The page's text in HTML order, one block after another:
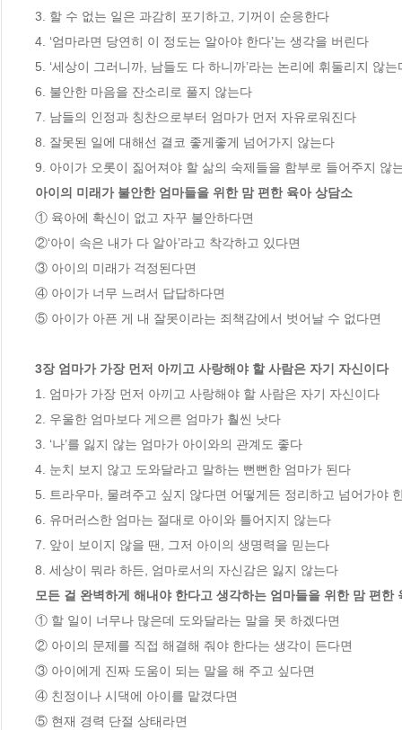
3. 할 수 없는 일은 과감히 포기하고, 기꺼이 순응한다
4. ‘엄마라면 당연히 이 정도는 알아야 한다’는 생각을 버린다
5. ‘세상이 그러니까, 남들도 다 하니까’라는 논리에 휘둘리지 않
6. 불안한 마음을 잔소리로 풀지 않는다
7. 남들의 인정과 칭찬으로부터 엄마가 먼저 자유로워진다
8. 잘못된 일에 대해선 결코 좋게좋게 넘어가지 않는다
아이의 미래가 불안한 엄마들을 위한 맘 편한 육아 상담소
① 육아에 확신이 없고 자꾸 불안하다면
②‘아이 속은 내가 다 알아’라고 착각하고 있다면
③ 아이의 미래가 걱정된다면
④ 아이가 너무 느려서 답답하다면
⑤ 아이가 아픈 게 내 잘못이라는 죄책감에서 벗어날 수 없다면
3장 엄마가 가장 먼저 아끼고 사랑해야 할 사람은 자기 자신이다
1. 엄마가 가장 먼저 아끼고 사랑해야 할 사람은 자기 자신이다
2. 우울한 엄마보다 게으른 엄마가 훨씬 낫다
3. ‘나’를 잃지 않는 엄마가 아이와의 관계도 좋다
4. 눈치 보지 않고 도와달라고 말하는 뻔뻔한 엄마가 된다
5. 트라우마, 물려주고 싶지 않다면 어떻게든 정리하고 넘어가야
6. 유머러스한 엄마는 절대로 아이와 틀어지지 않는다
7. 앞이 보이지 않을 땐, 그저 아이의 생명력을 믿는다
모든 걸 완벽하게 해내야 한다고 생각하는 엄마들을 위한 맘 편한
① 할 일이 너무나 많은데 도와달라는 말을 못 하겠다면
② 아이의 문제를 직접 해결해 줘야 한다는 생각이 든다면
③ 아이에게 진짜 도움이 되는 말을 해 주고 싶다면
④ 친정이나 시댁에 아이를 맡겼다면
⑤ 현재 경력 단절 상태라면